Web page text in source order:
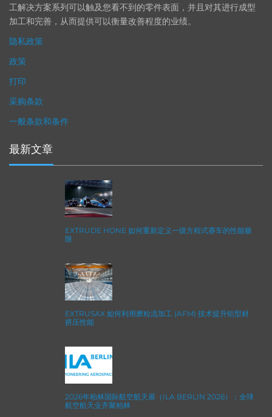
工解决方案系列可以触及您看不到的零件表面，并且对其进行成型
加工和完善，从而提供可以衡量改善程度的业绩。
隐私政策
政策
打印
采购条款
一般条款和条件
最新文章
EXTRUDE HONE 如何重新定义一级方程式赛车的性能极
限
EXTRUSAX 如何利用磨粒流加工 (AFM) 技术提升铝型材
挤压性能
2026年柏林国际航空航天展（ILA BERLIN 2026）：全球
航空航天业齐聚柏林